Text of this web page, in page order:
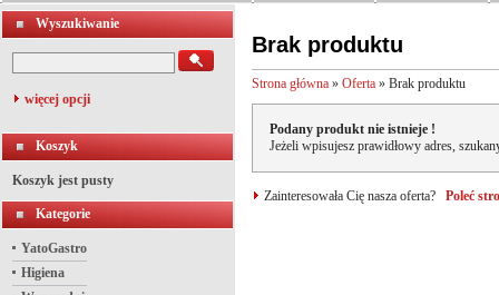
Wyszukiwanie
więcej opcji
Koszyk
Koszyk jest pusty
Kategorie
YatoGastro
Higiena
Brak produktu
Strona główna » Oferta » Brak produktu
Podany produkt nie istnieje !
Jeżeli wpisujesz prawidłowy adres,
Zainteresowała Cię nasza oferta? Poleć